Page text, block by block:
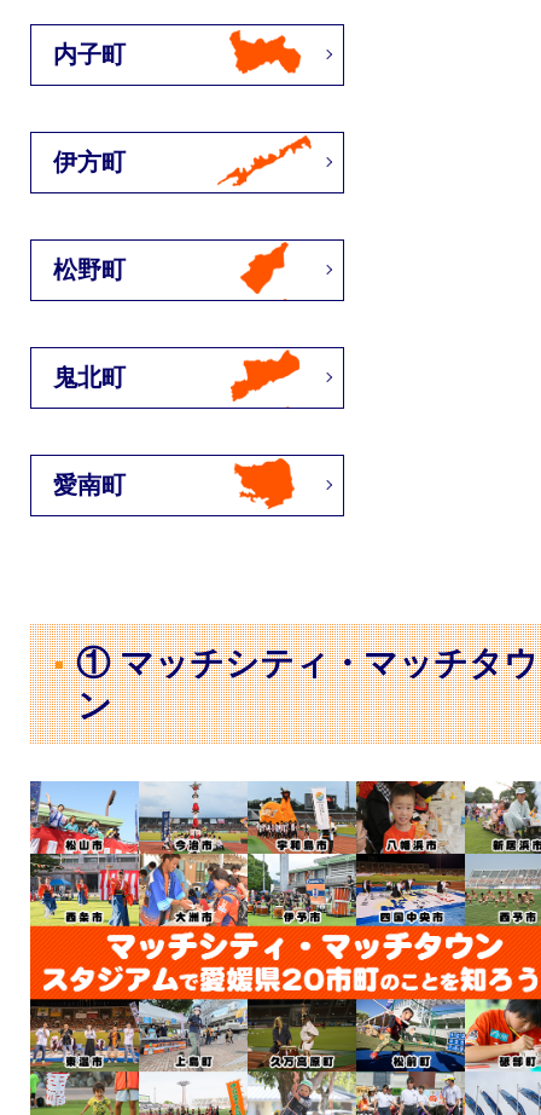
内子町
伊方町
松野町
鬼北町
愛南町
① マッチシティ・マッチタウ
ン